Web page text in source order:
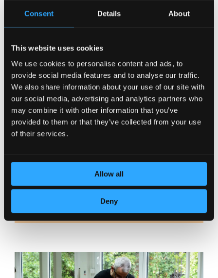
Consent Details About
This website uses cookies
We use cookies to personalise content and ads, to
provide social media features and to analyse our traffic.
We also share information about your use of our site with
our social media, advertising and analytics partners who
may combine it with other information that you’ve
provided to them or that they’ve collected from your use
of their services.
Allow all
Deny
POSVEĆENOST DETALJIMA
KOŽA VRHUNSKOG KVALITETA